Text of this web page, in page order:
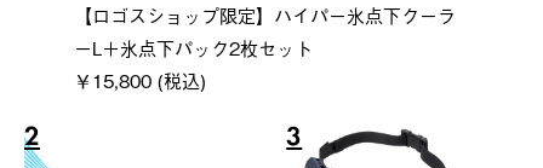
【ロゴスショップ限定】ハイパー氷点下クーラ
ーL＋氷点下パック2枚セット
￥15,800 (税込)
2 3